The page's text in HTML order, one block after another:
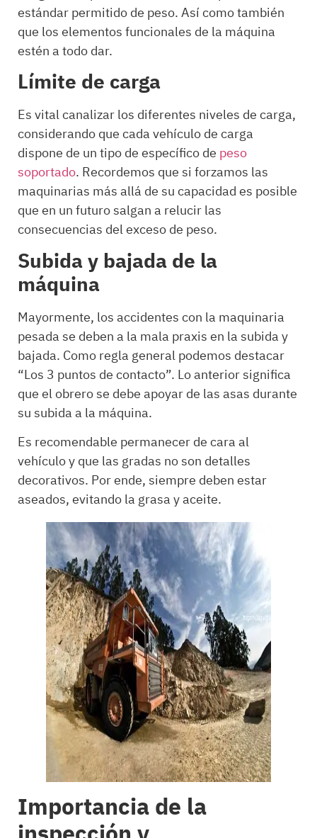
estándar permitido de peso. Así como también
que los elementos funcionales de la máquina
estén a todo dar.
Límite de carga
Es vital canalizar los diferentes niveles de carga,
considerando que cada vehículo de carga
dispone de un tipo de específico de peso
soportado. Recordemos que si forzamos las
maquinarias más allá de su capacidad es posible
que en un futuro salgan a relucir las
consecuencias del exceso de peso.
Subida y bajada de la
máquina
Mayormente, los accidentes con la maquinaria
pesada se deben a la mala praxis en la subida y
bajada. Como regla general podemos destacar
“Los 3 puntos de contacto”. Lo anterior significa
que el obrero se debe apoyar de las asas durante
su subida a la máquina.
Es recomendable permanecer de cara al
vehículo y que las gradas no son detalles
decorativos. Por ende, siempre deben estar
aseados, evitando la grasa y aceite.
Importancia de la